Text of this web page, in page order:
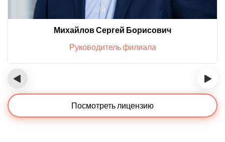
Михайлов Сергей Борисович
Руководитель филиала
‹ ›
Посмотреть лицензию